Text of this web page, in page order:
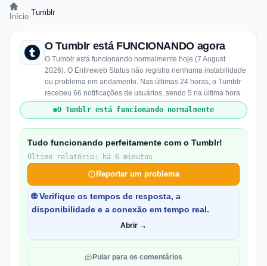
Início Tumblr
O Tumblr está FUNCIONANDO agora
O Tumblr está funcionando normalmente hoje (7 August
2026). O Entireweb Status não registra nenhuma instabilidade
ou problema em andamento. Nas últimas 24 horas, o Tumblr
recebeu 66 notificações de usuários, sendo 5 na última hora.
O Tumblr está funcionando normalmente
Tudo funcionando perfeitamente com o Tumblr!
Último relatório: há 6 minutos
Reportar um problema
🌐 Verifique os tempos de resposta, a
disponibilidade e a conexão em tempo real.
Abrir →
Pular para os comentários